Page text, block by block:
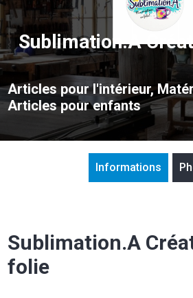
Sublimation.A
Articles pour l'intérieur,
Articles pour enfants
Informations
Sublimation.A
folie